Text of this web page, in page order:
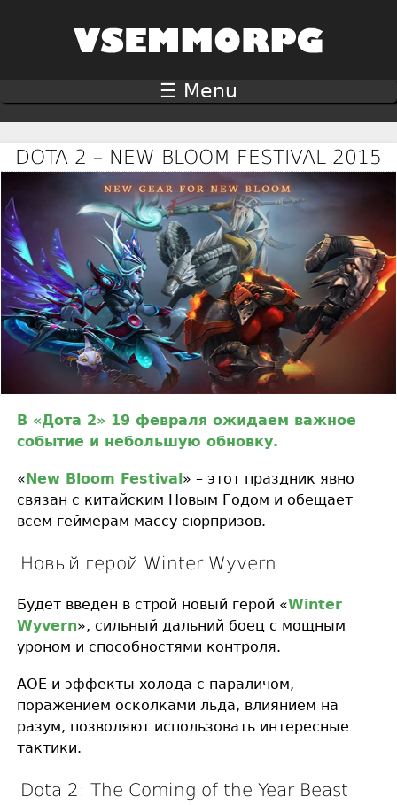
DOTA 2 – NEW BLOOM FESTIVAL 2015
В «Дота 2» 19 февраля ожидаем важное
событие и небольшую обновку.
«New Bloom Festival» – этот праздник явно
связан с китайским Новым Годом и обещает
всем геймерам массу сюрпризов.
Новый герой Winter Wyvern
Будет введен в строй новый герой «Winter
Wyvern», сильный дальний боец с мощным
уроном и способностями контроля.
АОЕ и эффекты холода с параличом,
поражением осколками льда, влиянием на
разум, позволяют использовать интересные
тактики.
Dota 2: The Coming of the Year Beast
☰ Menu